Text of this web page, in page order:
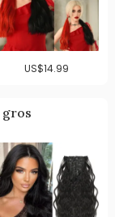
US$14.99
gros